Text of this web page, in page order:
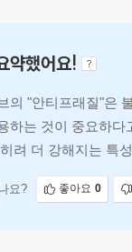
탐지한 것이다. 실
타임스〉에서 공
에둘러 표현하기
약했어요!
의 "안티프래질"은
하는 것이 중요하
려 더 강해지는 특
요? 좋아요 0